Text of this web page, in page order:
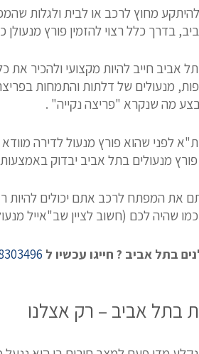
מחוץ לרכב או לבית ולגלות
בדרך כלל רצוי להזמין פורץ מנעולן
אביב חייב להיות מקצועי ולהכיר
מנעולים של דלתות והתמחות
מה שנקרא "פריצה נקייה" .
לפני שהוא פורץ מנעול לדירה
מנעולים בתל אביב יבדוק
את המפתח לרכב אתם יכולים להיות
שהיה לכם (חשוב לציין שב"אייל
בתל אביב ? חייגו עכשיו ל
בתל אביב – רק אצלנו